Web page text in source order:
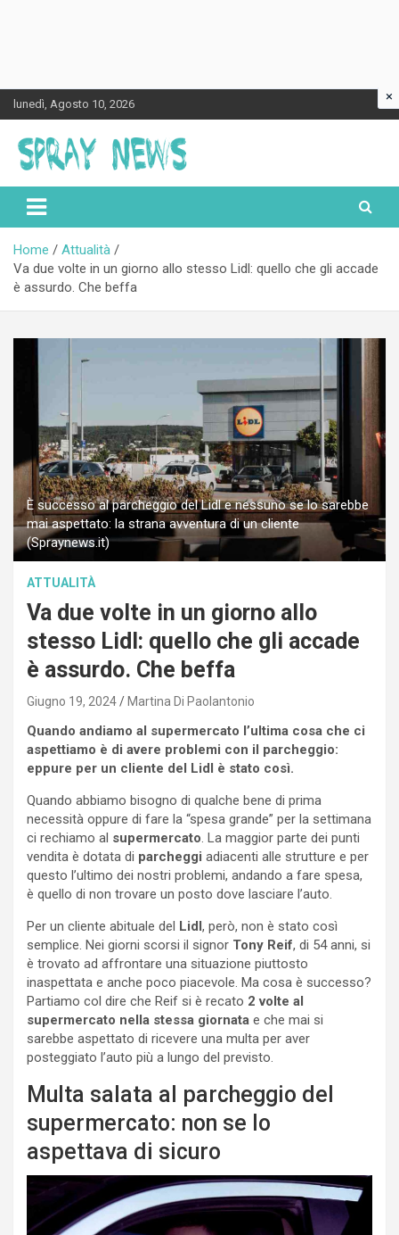
Skip
to
content
lunedì, Agosto 10, 2026
Spraynews.it
Home
Attualità
Va due volte in un giorno allo stesso Lidl: quello che gli accade
è assurdo. Che beffa
È successo al parcheggio del Lidl e nessuno se lo sarebbe
mai aspettato: la strana avventura di un cliente
(Spraynews.it)
ATTUALITÀ
Va due volte in un giorno allo
stesso Lidl: quello che gli accade
è assurdo. Che beffa
Giugno 19, 2024 Martina Di Paolantonio
Quando andiamo al supermercato l’ultima cosa che ci
aspettiamo è di avere problemi con il parcheggio:
eppure per un cliente del Lidl è stato così.
Quando abbiamo bisogno di qualche bene di prima
necessità oppure di fare la “spesa grande” per la settimana
ci rechiamo al supermercato. La maggior parte dei punti
vendita è dotata di parcheggi adiacenti alle strutture e per
questo l’ultimo dei nostri problemi, andando a fare spesa,
è quello di non trovare un posto dove lasciare l’auto.
Per un cliente abituale del
Lidl , però, non è stato così
semplice. Nei giorni scorsi il signor Tony Reif, di 54 anni, si
è trovato ad affrontare una situazione piuttosto
inaspettata e anche poco piacevole. Ma cosa è successo?
Partiamo col dire che Reif si è recato 2 volte al
supermercato nella stessa giornata e che mai si
sarebbe aspettato di ricevere una multa per aver
posteggiato l’auto più a lungo del previsto.
Multa salata al parcheggio del
supermercato: non se lo
aspettava di sicuro
×